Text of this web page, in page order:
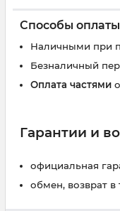
Способы оплаты
Наличными при
Безналичный
Оплата частями
Гарантии и
официальная
обмен, возврат в